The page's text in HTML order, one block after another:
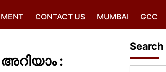
CONTACT US MUMBAI GCC
:
Search